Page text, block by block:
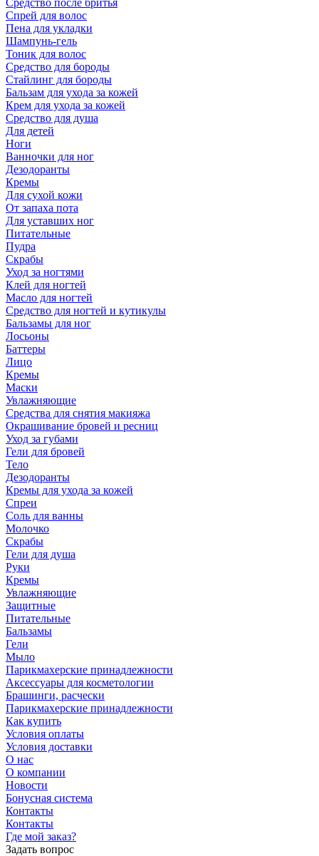
Средство после бритья
Спрей для волос
Пена для укладки
Шампунь-гель
Тоник для волос
Средство для бороды
Стайлинг для бороды
Бальзам для ухода за кожей
Крем для ухода за кожей
Средство для душа
Для детей
Ноги
Ванночки для ног
Дезодоранты
Кремы
Для сухой кожи
От запаха пота
Для уставших ног
Питательные
Пудра
Скрабы
Уход за ногтями
Клей для ногтей
Масло для ногтей
Средство для ногтей и кутикулы
Бальзамы для ног
Лосьоны
Баттеры
Лицо
Кремы
Маски
Увлажняющие
Средства для снятия макияжа
Окрашивание бровей и ресниц
Уход за губами
Гели для бровей
Тело
Дезодоранты
Кремы для ухода за кожей
Спреи
Соль для ванны
Молочко
Скрабы
Гели для душа
Руки
Кремы
Увлажняющие
Защитные
Питательные
Бальзамы
Гели
Мыло
Парикмахерские принадлежности
Аксессуары для косметологии
Брашинги, расчески
Парикмахерские принадлежности
Как купить
Условия оплаты
Условия доставки
О нас
О компании
Новости
Бонусная система
Контакты
Контакты
Где мой заказ?
Задать вопрос